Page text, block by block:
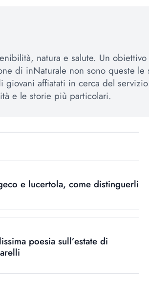
natura e salute. Un
di inNaturale non sono queste le
giovani affiatati in cerca del
e le storie più particolari.
e lucertola, come distinguerli
poesia sull’estate di